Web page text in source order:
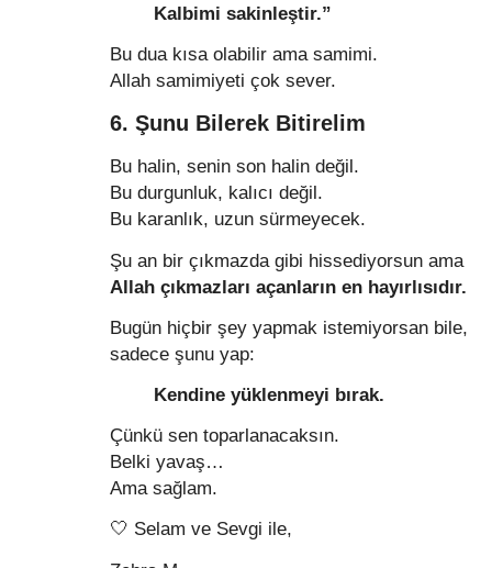
Kalbimi sakinleştir.”
Bu dua kısa olabilir ama samimi.
Allah samimiyeti çok sever.
6. Şunu Bilerek Bitirelim
Bu halin, senin son halin değil.
Bu durgunluk, kalıcı değil.
Bu karanlık, uzun sürmeyecek.
Şu an bir çıkmazda gibi hissediyorsun ama
Allah çıkmazları açanların en hayırlısıdır.
Bugün hiçbir şey yapmak istemiyorsan bile,
sadece şunu yap:
Kendine yüklenmeyi bırak.
Çünkü sen toparlanacaksın.
Belki yavaş…
Ama sağlam.
🤍 Selam ve Sevgi ile,